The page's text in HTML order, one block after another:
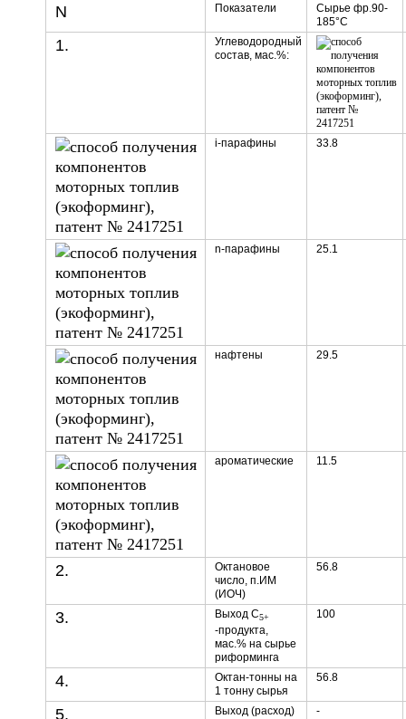
N
Показатели
Сырье фр.90-
185°С
1.
Углеводородный
состав, мас.%:
i-парафины 33.8
n-парафины 25.1
нафтены 29.5
ароматические 11.5
2.
Октановое
число, п.ИМ
(ИОЧ)
56.8
3. Выход С5+
-продукта,
мас.% на сырье
риформинга
100
4.
Октан-тонны на
1 тонну сырья
56.8
5.
Выход (расход)
-